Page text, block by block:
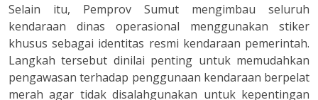
Selain itu, Pemprov Sumut mengimbau seluruh
kendaraan dinas operasional menggunakan stiker
khusus sebagai identitas resmi kendaraan pemerintah.
Langkah tersebut dinilai penting untuk memudahkan
pengawasan terhadap penggunaan kendaraan berpelat
merah agar tidak disalahgunakan untuk kepentingan